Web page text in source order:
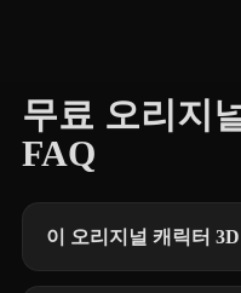
무료 오리지
FAQ
이 오리지널 캐릭터